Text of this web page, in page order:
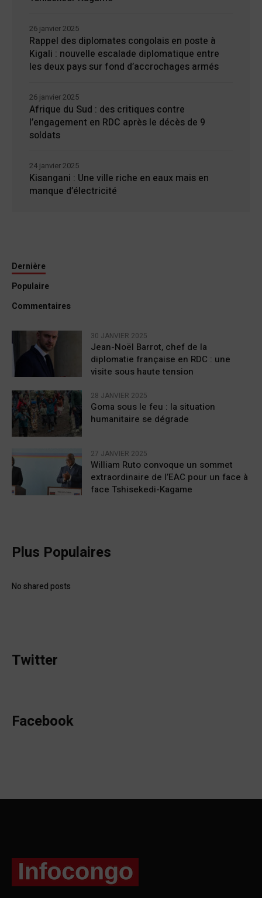
Rappel des diplomates congolais en poste à
Kigali : nouvelle escalade diplomatique entre
les deux pays sur fond d’accrochages armés
26 janvier 2025
Afrique du Sud : des critiques contre
l’engagement en RDC après le décès de 9
soldats
26 janvier 2025
Kisangani : Une ville riche en eaux mais en
manque d’électricité
24 janvier 2025
Dernière
Populaire
Commentaires
30 JANVIER 2025
Jean-Noël Barrot, chef de la
diplomatie française en RDC : une
visite sous haute tension
28 JANVIER 2025
Goma sous le feu : la situation
humanitaire se dégrade
27 JANVIER 2025
William Ruto convoque un sommet
extraordinaire de l’EAC pour un face à
face Tshisekedi-Kagame
Plus Populaires
No shared posts
Twitter
Facebook